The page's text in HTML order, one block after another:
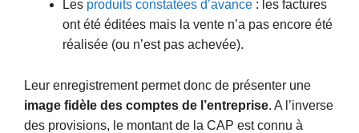
Les produits constatées d’avance : les factures
ont été éditées mais la vente n’a pas encore été
réalisée (ou n’est pas achevée).
Leur enregistrement permet donc de présenter une
image fidèle des comptes de l’entreprise. A l’inverse
des provisions, le montant de la CAP est connu à